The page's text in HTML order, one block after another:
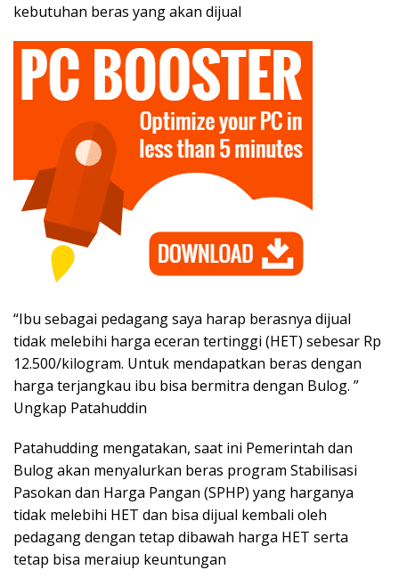
kebutuhan beras yang akan dijual
“Ibu sebagai pedagang saya harap berasnya dijual
tidak melebihi harga eceran tertinggi (HET) sebesar Rp
12.500/kilogram. Untuk mendapatkan beras dengan
harga terjangkau ibu bisa bermitra dengan Bulog. ”
Ungkap Patahuddin
Patahudding mengatakan, saat ini Pemerintah dan
Bulog akan menyalurkan beras program Stabilisasi
Pasokan dan Harga Pangan (SPHP) yang harganya
tidak melebihi HET dan bisa dijual kembali oleh
pedagang dengan tetap dibawah harga HET serta
tetap bisa meraiup keuntungan